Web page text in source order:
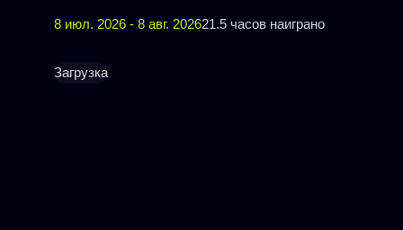
8 июл. 2026 - 8 авг. 202621.5 часов наиграно
Загрузка